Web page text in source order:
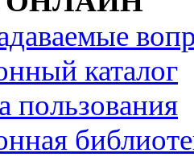
каталог
пользования